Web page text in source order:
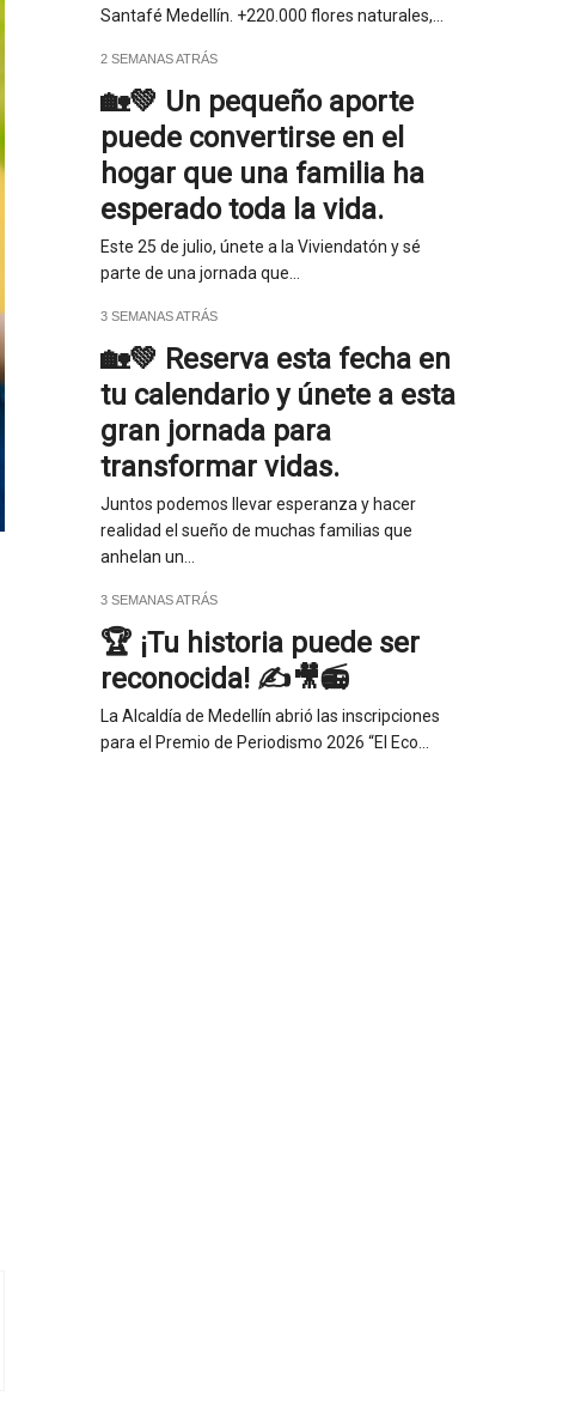
Santafé Medellín. +220.000 flores naturales,…
2 SEMANAS ATRÁS
🏡💚 Un pequeño aporte
puede convertirse en el
hogar que una familia ha
esperado toda la vida.
Este 25 de julio, únete a la Viviendatón y sé
parte de una jornada que…
3 SEMANAS ATRÁS
🏡💚 Reserva esta fecha en
tu calendario y únete a esta
gran jornada para
transformar vidas.
Juntos podemos llevar esperanza y hacer
realidad el sueño de muchas familias que
anhelan un…
3 SEMANAS ATRÁS
🏆 ¡Tu historia puede ser
reconocida! ✍️🎥📻
La Alcaldía de Medellín abrió las inscripciones
para el Premio de Periodismo 2026 “El Eco…